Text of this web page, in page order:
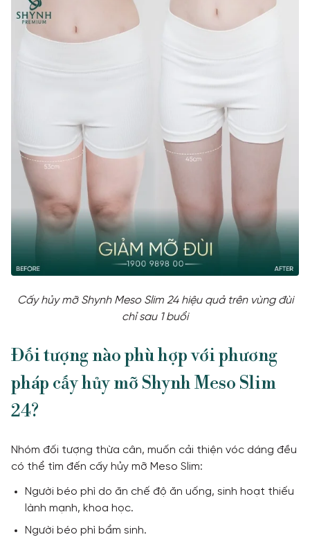
Cấy hủy mỡ Shynh Meso Slim 24 hiệu quả trên vùng đùi
chỉ sau 1 buổi
Đối tượng nào phù hợp với phương
pháp cấy hủy mỡ Shynh Meso Slim
24?
Nhóm đối tượng thừa cân, muốn cải thiện vóc dáng đều
có thể tìm đến cấy hủy mỡ Meso Slim:
Người béo phì do ăn chế độ ăn uống, sinh hoạt thiếu
lành mạnh, khoa học.
Người béo phì bẩm sinh.